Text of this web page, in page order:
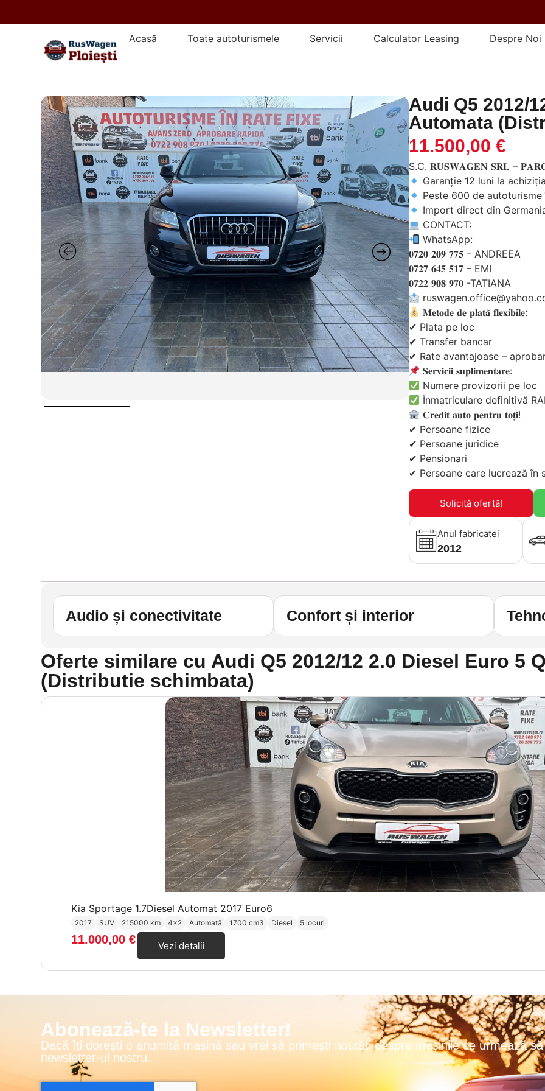
Acasă Toate autoturismele Servicii Calculator Leasing Despre Noi
Audi Q5 2012/
Automata
11.500,00 €
S.C. 𝐑𝐔𝐒𝐖𝐀𝐆𝐄𝐍 𝐒𝐑𝐋 –
Garanție 12 luni la
Peste 600 de
Import direct din
CONTACT:
WhatsApp:
𝟎𝟕𝟐𝟎 𝟐𝟎𝟗 𝟕𝟕𝟓 – ANDREEA
𝟎𝟕𝟐𝟕 𝟔𝟒𝟓 𝟓𝟏𝟕 – EMI
𝟎𝟕𝟐𝟐 𝟗𝟎𝟖 𝟗𝟕𝟎 -TATIANA
𝐌𝐞𝐭𝐨𝐝𝐞 𝐝𝐞 𝐩𝐥𝐚𝐭𝐚̆ 𝐟𝐥𝐞𝐱𝐢𝐛𝐢𝐥𝐞:
✔ Plata pe loc
✔ Transfer bancar
✔ Rate avantajoase –
𝐒𝐞𝐫𝐯𝐢𝐜𝐢𝐢 𝐬𝐮𝐩𝐥𝐢𝐦𝐞𝐧𝐭𝐚𝐫𝐞:
Numere provizorii pe loc
Înmatriculare definitivă
𝐂𝐫𝐞𝐝𝐢𝐭 𝐚𝐮𝐭𝐨 𝐩𝐞𝐧𝐭𝐫𝐮 𝐭𝐨𝐭̦𝐢!
✔ Persoane fizice
✔ Persoane juridice
✔ Pensionari
✔ Persoane care lucrează în
Solicită ofertă!
Anul fabricaței
2012
Audio și conectivitate Confort și interior
Oferte similare cu Audi Q5 2012/12 2.0 Diesel Euro 5
(Distributie schimbata)
Kia Sportage 1.7Diesel Automat 2017 Euro6
2017 SUV 215000 km 4x2 Automată 1700 cm3 Diesel 5 locuri
11.000,00 € Vezi detalii
Abonează-te la Newsletter!
Dacă îți dorești o anumită mașină sau vrei să primești noutăți despre mașinile ce urmează
newsletter-ul nostru.